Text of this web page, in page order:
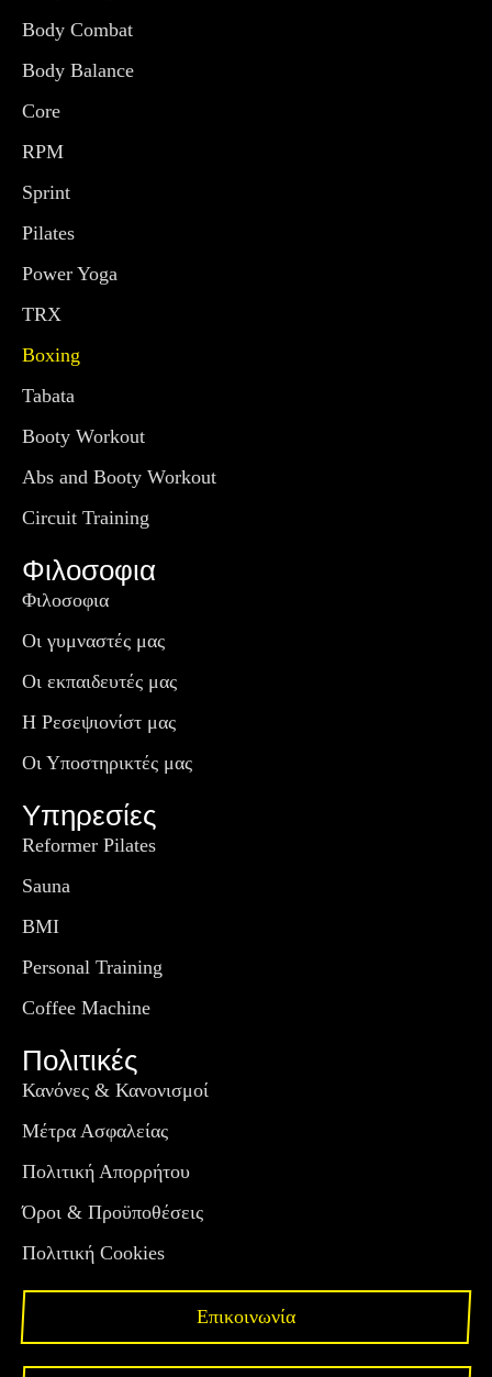
Body Combat
Body Balance
Core
RPM
Sprint
Pilates
Power Yoga
TRX
Boxing
Tabata
Booty Workout
Abs and Booty Workout
Circuit Training
Φιλοσοφια
Φιλοσοφια
Οι γυμναστές μας
Οι εκπαιδευτές μας
Η Ρεσεψιονίστ μας
Οι Υποστηρικτές μας
Υπηρεσίες
Reformer Pilates
Sauna
BMI
Personal Training
Coffee Machine
Πολιτικές
Κανόνες & Κανονισμοί
Μέτρα Ασφαλείας
Πολιτική Απορρήτου
Όροι & Προϋποθέσεις
Πολιτική Cookies
Επικοινωνία